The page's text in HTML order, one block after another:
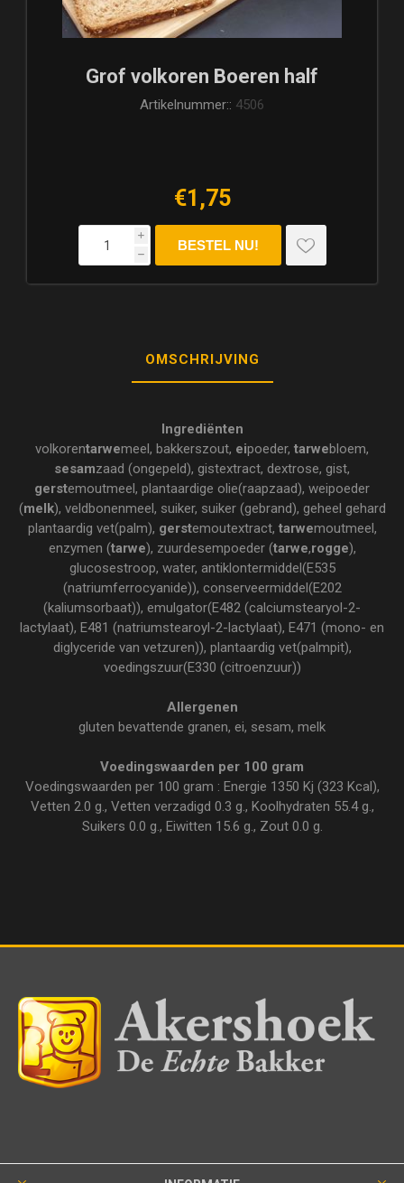
Grof volkoren Boeren half
Artikelnummer:: 4506
€1,75
i
h
OMSCHRIJVING
Ingrediënten
volkorentarwemeel, bakkerszout, eipoeder, tarwebloem,
sesamzaad (ongepeld), gistextract, dextrose, gist,
gerstemoutmeel, plantaardige olie(raapzaad), weipoeder
(melk), veldbonenmeel, suiker, suiker (gebrand), geheel gehard
plantaardig vet(palm), gerstemoutextract, tarwemoutmeel,
enzymen (tarwe), zuurdesempoeder (tarwe,rogge),
glucosestroop, water, antiklontermiddel(E535
(natriumferrocyanide)), conserveermiddel(E202
(kaliumsorbaat)), emulgator(E482 (calciumstearyol-2-
lactylaat), E481 (natriumstearoyl-2-lactylaat), E471 (mono- en
diglyceride van vetzuren)), plantaardig vet(palmpit),
voedingszuur(E330 (citroenzuur))
Allergenen
gluten bevattende granen, ei, sesam, melk
Voedingswaarden per 100 gram
Voedingswaarden per 100 gram : Energie 1350 Kj (323 Kcal),
Vetten 2.0 g., Vetten verzadigd 0.3 g., Koolhydraten 55.4 g.,
Suikers 0.0 g., Eiwitten 15.6 g., Zout 0.0 g.